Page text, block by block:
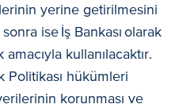
yerine getirilmesini
ise İş Bankası olarak
kullanılacaktır.
Politikası hükümleri
korunması ve